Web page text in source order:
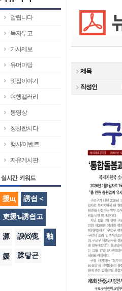
알립니다
독자투고
기사제보
유머마당
맛집이야기
여행갤러리
동영상
칭찬합시다
행사/이벤트
자유게시판
援щ 誘쇱＜
吏援ъ誘쇱고
源 諛⑹寃 釉
媛 蹂닿굔
제목
작성인